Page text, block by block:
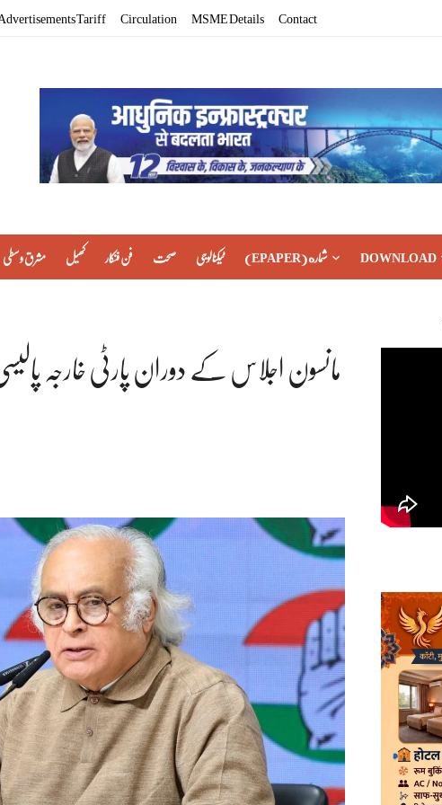
Tariff Circulation MSME Details Contact
مشرق وسطی کھیل فن فنکار صحت ٹیکنالوجی (EPAPER) شماره DOWNLOAD
مانسون اجلاس کے دوران پارٹی خارجہ